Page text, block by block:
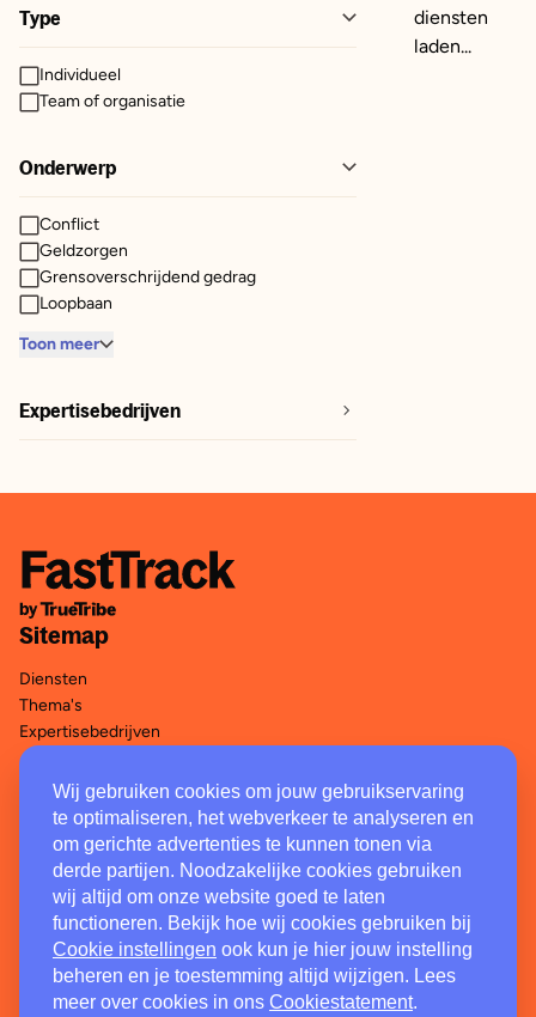
Type
Individueel
Team of organisatie
Onderwerp
Conflict
Geldzorgen
Grensoverschrijdend gedrag
Loopbaan
Toon meer
Expertisebedrijven
Skils
endit
Liberi Coaching
Shared Ambition
ZekerArbo
Kannick
Yet
Ergatis
Arbode
Falke & Verbaan
GRIP Budget & Coaching
Zorg van de Zaak Arbo
diensten
laden...
Sitemap
Diensten
Thema's
Expertisebedrijven
Legal
Disclaimer
Privacystatement
Cookiestatement
Klachtenregeling
Contact
Wij gebruiken cookies om jouw gebruikservaring
te optimaliseren, het webverkeer te analyseren en
om gerichte advertenties te kunnen tonen via
derde partijen. Noodzakelijke cookies gebruiken
wij altijd om onze website goed te laten
functioneren. Bekijk hoe wij cookies gebruiken bij
Cookie instellingen ook kun je hier jouw instelling
beheren en je toestemming altijd wijzigen. Lees
meer over cookies in ons Cookiestatement.